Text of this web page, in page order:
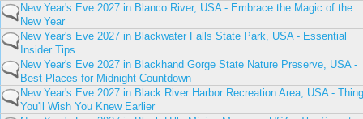
New Year's Eve 2027 in Blanco River, USA - Embrace the Magic of the
New Year
New Year's Eve 2027 in Blackwater Falls State Park, USA - Essential
Insider Tips
New Year's Eve 2027 in Blackhand Gorge State Nature Preserve, USA -
Best Places for Midnight Countdown
New Year's Eve 2027 in Black River Harbor Recreation Area, USA -
You'll Wish You Knew Earlier